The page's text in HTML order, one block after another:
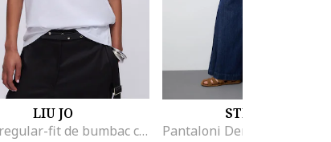
LIU JO
Tricou regular-fit de bumbac cu aplicatie din strasuri, Alb optic
STEFANEL